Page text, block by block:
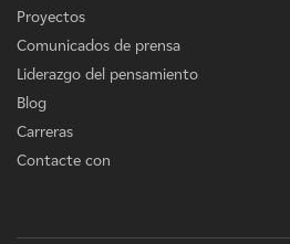
Proyectos
Comunicados de prensa
Liderazgo del pensamiento
Blog
Carreras
Contacte con